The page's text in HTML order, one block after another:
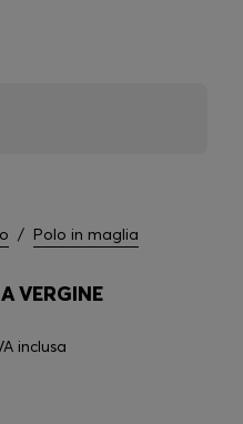
/ Polo in maglia
VERGINE
inclusa